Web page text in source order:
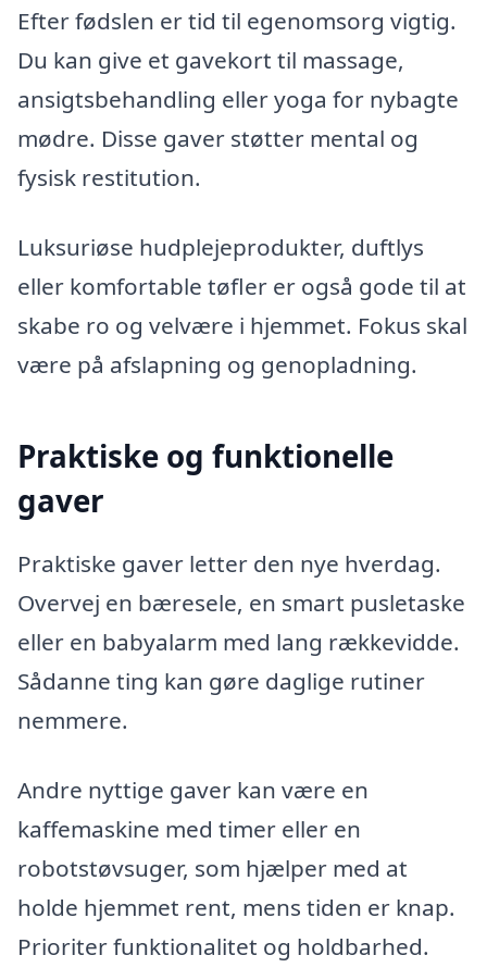
Efter fødslen er tid til egenomsorg vigtig.
Du kan give et gavekort til massage,
ansigtsbehandling eller yoga for nybagte
mødre. Disse gaver støtter mental og
fysisk restitution.
Luksuriøse hudplejeprodukter, duftlys
eller komfortable tøfler er også gode til at
skabe ro og velvære i hjemmet. Fokus skal
være på afslapning og genopladning.
Praktiske og funktionelle
gaver
Praktiske gaver letter den nye hverdag.
Overvej en bæresele, en smart pusletaske
eller en babyalarm med lang rækkevidde.
Sådanne ting kan gøre daglige rutiner
nemmere.
Andre nyttige gaver kan være en
kaffemaskine med timer eller en
robotstøvsuger, som hjælper med at
holde hjemmet rent, mens tiden er knap.
Prioriter funktionalitet og holdbarhed.